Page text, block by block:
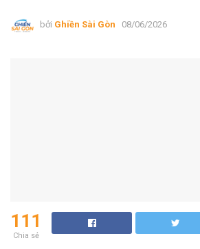
bởi Ghiền Sài Gòn 08/06/2026
111
Chia sẻ